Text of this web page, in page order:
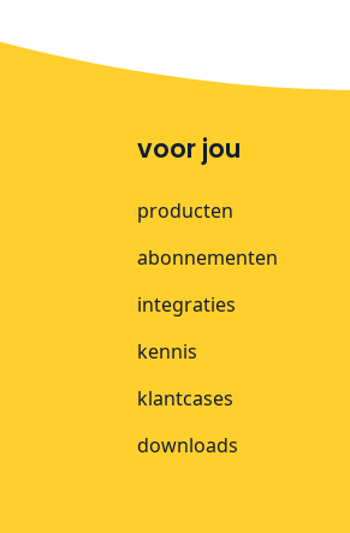
voor jou
producten
abonnementen
integraties
kennis
klantcases
downloads